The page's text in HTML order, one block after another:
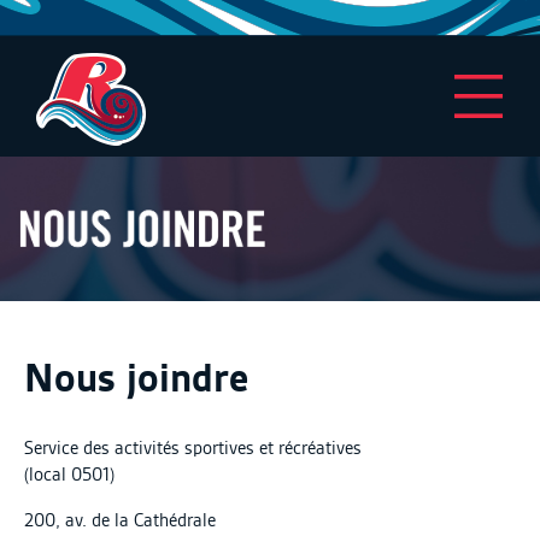
Nous joindre
Service des activités sportives et récréatives
(local 0501)
200, av. de la Cathédrale